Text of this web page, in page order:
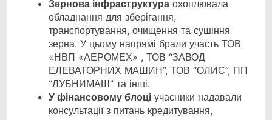
Зернова інфраструктура охоплювала
обладнання для зберігання,
транспортування, очищення та сушіння
зерна. У цьому напрямі брали участь ТОВ
«НВП «АЕРОМЕХ» , ТОВ “ЗАВОД
ЕЛЕВАТОРНИХ МАШИН”, ТОВ “ОЛИС”, ПП
“ЛУБНИМАШ” та інші.
У фінансовому блоці учасники надавали
консультації з питань кредитування,